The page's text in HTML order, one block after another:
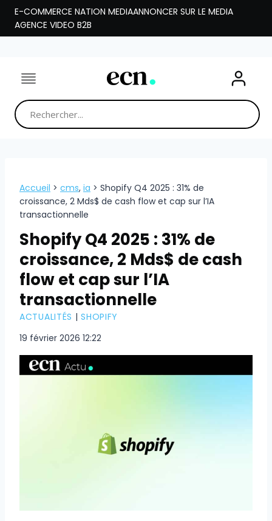
Aller
contenu
E-COMMERCE NATION MEDIAANNONCER SUR LE MEDIA
AGENCE VIDEO B2B
Accueil > cms, ia > Shopify Q4 2025 : 31% de
croissance, 2 Mds$ de cash flow et cap sur l’IA
transactionnelle
Shopify Q4 2025 : 31% de
croissance, 2 Mds$ de cash
flow et cap sur l’IA
transactionnelle
ACTUALITÉS |SHOPIFY
19 février 2026 12:22